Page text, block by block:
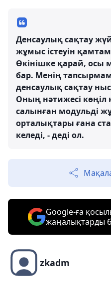
Денсаулық сақтау
жұмыс істеуін
Өкінішке қарай, осы
бар. Менің
денсаулық сақтау
Оның нәтижесі
салынған модульді
орталықтары ғана
келеді, - деді ол.
Google-ға
жаңалықтарды
zkadm